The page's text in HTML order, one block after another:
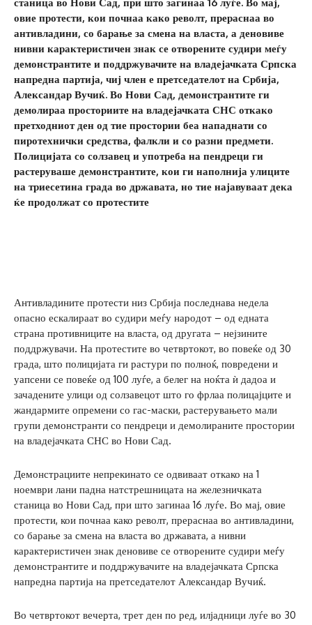
овие протести, кои почнаа како револт, прераснаа во
антивладини, со барање за смена на власта, а деновиве
нивни карактеристичен знак се отворените судири меѓу
демонстрантите и поддржувачите на владејачката Српска
напредна партија, чиј член е претседателот на Србија,
Александар Вучиќ. Во Нови Сад, демонстрантите ги
демолираа просториите на владејачката СНС откако
претходниот ден од тие простории беа нападнати со
пиротехнички средства, фалкли и со разни предмети.
Полицијата со солзавец и употреба на пендреци ги
растеруваше демонстрантите, кои ги наполнија улиците
на триесетина града во државата, но тие најавуваат дека
ќе продолжат со протестите
Антивладините протести низ Србија последнава недела
опасно ескалираат во судири меѓу народот – од едната
страна противниците на власта, од другата – нејзините
поддржувачи. На протестите во четвртокот, во повеќе од 30
града, што полицијата ги растури по полноќ, повредени и
уапсени се повеќе од 100 луѓе, а белег на ноќта ѝ дадоа и
зачадените улици од солзавецот што го фрлаа полицајците и
жандармите опремени со гас-маски, растерувањето мали
групи демонстранти со пендреци и демолираните простории
на владејачката СНС во Нови Сад.
Демонстрациите непрекинато се одвиваат откако на 1
ноември лани падна натстрешницата на железничката
станица во Нови Сад, при што загинаа 16 луѓе. Во мај, овие
протести, кои почнаа како револт, прераснаа во антивладини,
со барање за смена на власта во државата, а нивни
карактеристичен знак деновиве се отворените судири меѓу
демонстрантите и поддржувачите на владејачката Српска
напредна партија на претседателот Александар Вучиќ.
Во четвртокот вечерта, трет ден по ред, илјадници луѓе во 30